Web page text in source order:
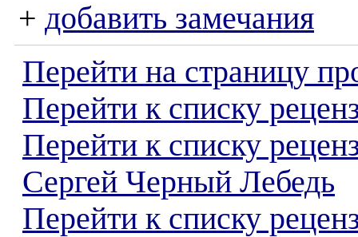
+ добавить замечания
Перейти на страницу
Перейти к списку
Перейти к списку
Сергей Черный Лебедь
Перейти к списку